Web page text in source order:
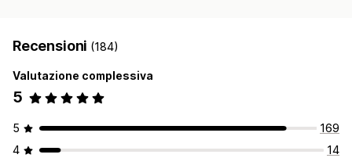
Recensioni (184)
Valutazione complessiva
5
5
169
4
14